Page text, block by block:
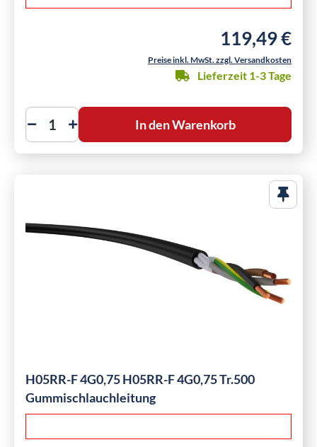
Regulärer Preis:
119,49 €
Preise inkl. MwSt. zzgl. Versandkosten
Lieferzeit 1-3 Tage
In den Warenkorb
H05RR-F 4G0,75 H05RR-F 4G0,75 Tr.500
Gummischlauchleitung